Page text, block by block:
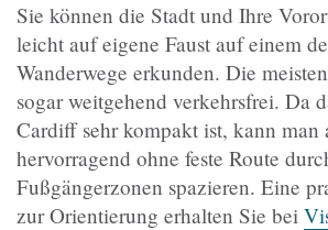
Sie können die Stadt und Ihre
leicht auf eigene Faust auf einem
Wanderwege erkunden. Die
sogar weitgehend verkehrsfrei. Da
Cardiff sehr kompakt ist, kann man
hervorragend ohne feste Route
Fußgängerzonen spazieren. Eine
zur Orientierung erhalten Sie bei